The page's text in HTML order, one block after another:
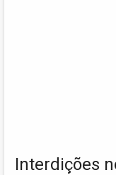
Interdições